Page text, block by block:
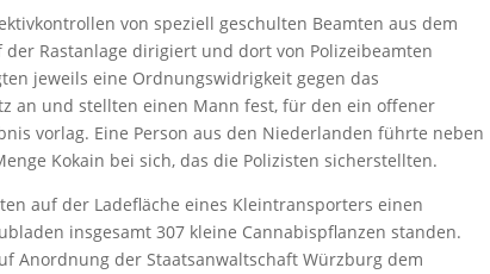
von speziell geschulten Beamten aus dem
Rastanlage dirigiert und dort von Polizeibeamten
jeweils eine Ordnungswidrigkeit gegen das
an und stellten einen Mann fest, für den ein offener
vorlag. Eine Person aus den Niederlanden führte neben
Kokain bei sich, das die Polizisten sicherstellten.
auf der Ladefläche eines Kleintransporters einen
insgesamt 307 kleine Cannabispflanzen standen.
Anordnung der Staatsanwaltschaft Würzburg dem